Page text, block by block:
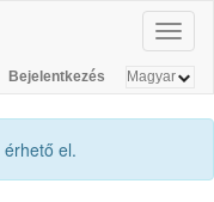
Bejelentkezés
érhető el.